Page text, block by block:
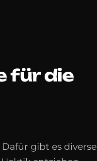
für die
gibt es diverse